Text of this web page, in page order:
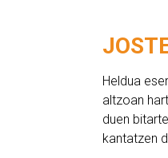
Heldua
altzoan
duen
kantatzen